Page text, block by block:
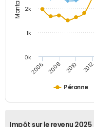
Péronne
2006 2008 2010 2012
0k
1k
2k
Impôt sur le revenu 2025